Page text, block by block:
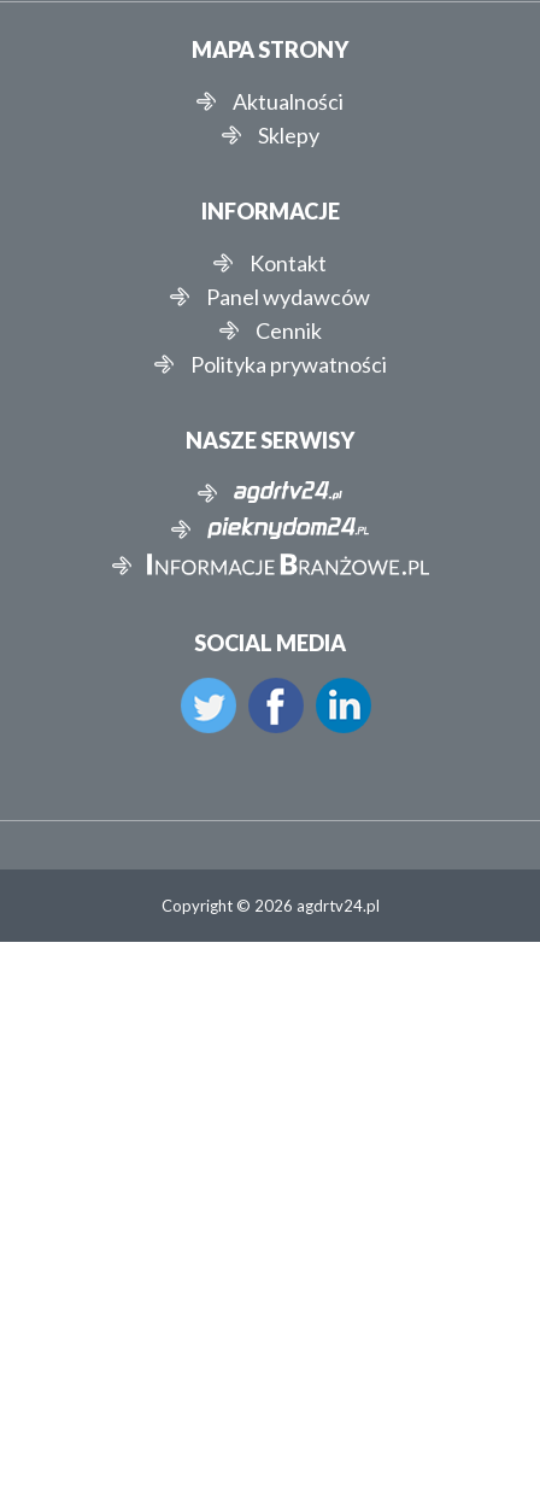
MAPA STRONY
Aktualności
Sklepy
INFORMACJE
Kontakt
Panel wydawców
Cennik
Polityka prywatności
NASZE SERWISY
SOCIAL MEDIA
Copyright © 2026 agdrtv24.pl